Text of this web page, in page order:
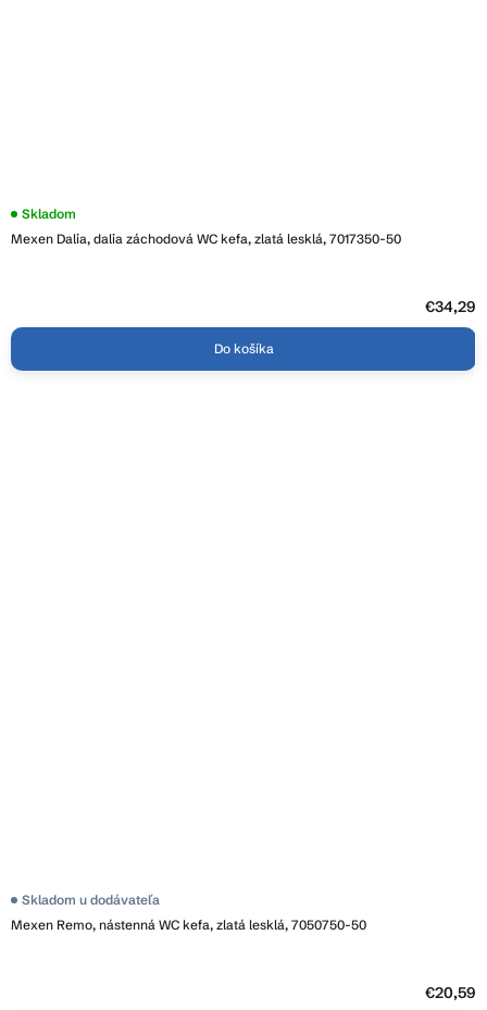
Mexen Dalia, dalia záchodová WC kefa, zlatá lesklá, 7017350-50
Skladom
€34,29
Do košíka
Mexen Remo, nástenná WC kefa, zlatá lesklá, 7050750-50
Skladom u dodávateľa
€20,59